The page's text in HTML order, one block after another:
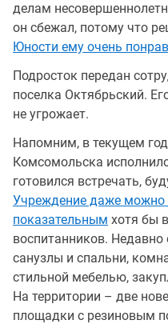
делам
он сбежал, потому что
Юности ему очень
Подросток передан
поселка Октябрьский.
не угрожает.
Напомним, в текущем
Комсомольска
готовился встречать,
Учреждение даже можно
показательным хотя бы
воспитанников.
санузлы и спальни,
стильной мебелью,
На территории – две
площадки с резиновым